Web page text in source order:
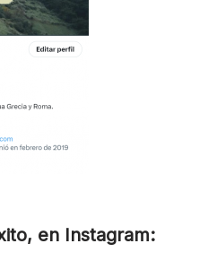
en Instagram: